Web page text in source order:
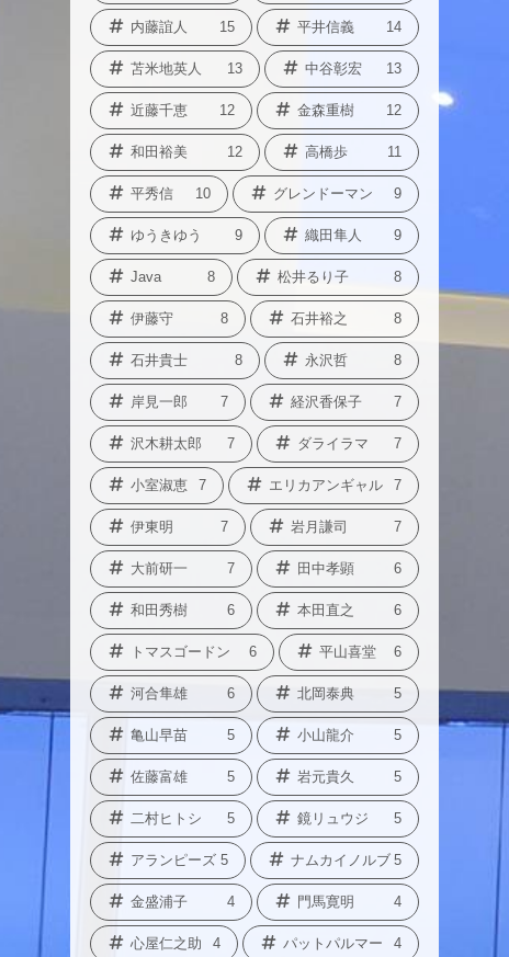
内藤誼人 15 平井信義 14
苫米地英人 13 中谷彰宏 13
近藤千恵 12 金森重樹 12
和田裕美 12 高橋歩 11
平秀信 10 グレンドーマン 9
ゆうきゆう 9 織田隼人 9
Java 8 松井るり子 8
伊藤守 8 石井裕之 8
石井貴士 8 永沢哲 8
岸見一郎 7 経沢香保子 7
沢木耕太郎 7 ダライラマ 7
小室淑恵 7 エリカアンギャル 7
伊東明 7 岩月謙司 7
大前研一 7 田中孝顕 6
和田秀樹 6 本田直之 6
トマスゴードン 6 平山喜堂 6
河合隼雄 6 北岡泰典 5
亀山早苗 5 小山龍介 5
佐藤富雄 5 岩元貴久 5
二村ヒトシ 5 鏡リュウジ 5
アランピーズ 5 ナムカイノルブ 5
金盛浦子 4 門馬寛明 4
心屋仁之助 4 パットパルマー 4